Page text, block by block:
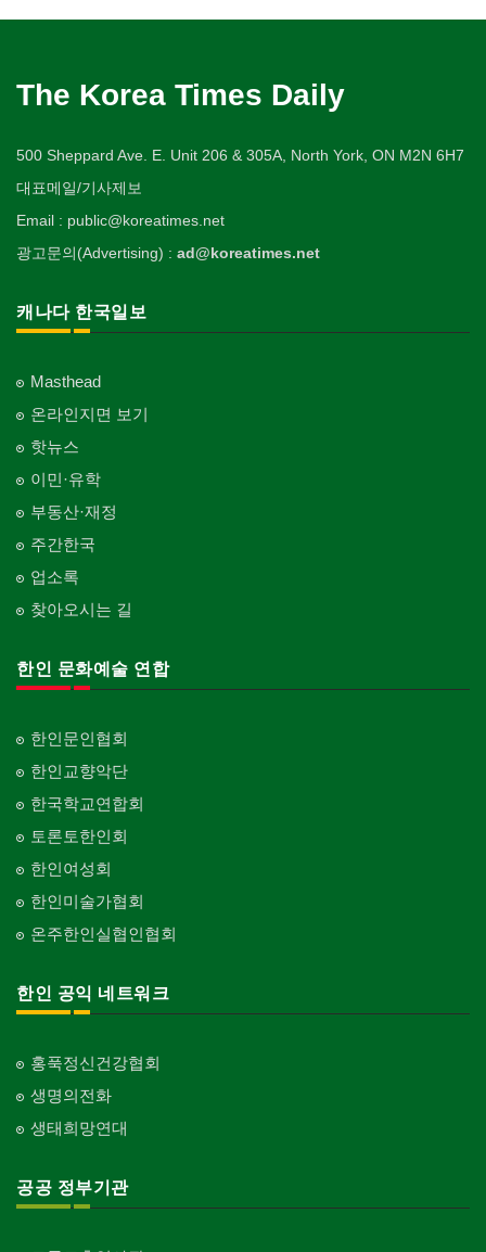
The Korea Times Daily
500 Sheppard Ave. E. Unit 206 & 305A, North York, ON M2N 6H7
대표메일/기사제보
Email : public@koreatimes.net
광고문의(Advertising) : ad@koreatimes.net
캐나다 한국일보
Masthead
온라인지면 보기
핫뉴스
이민·유학
부동산·재정
주간한국
업소록
찾아오시는 길
한인 문화예술 연합
한인문인협회
한인교향악단
한국학교연합회
토론토한인회
한인여성회
한인미술가협회
온주한인실협인협회
한인 공익 네트워크
홍푹정신건강협회
생명의전화
생태희망연대
공공 정부기관